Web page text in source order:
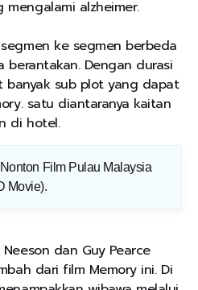
mengalami alzheimer.
ke segmen berbeda
Dengan durasi
banyak sub plot yang dapat
satu diantaranya kaitan
di hotel.
Film Pulau Malaysia
Movie).
dan Guy Pearce
dari film Memory ini. Di